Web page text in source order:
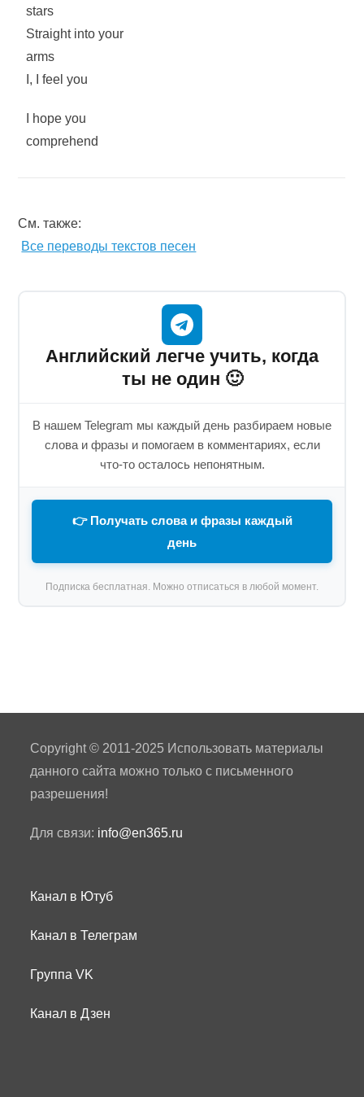
stars
Straight into your
arms
I, I feel you
I hope you
comprehend
См. также:
Все переводы текстов песен
Английский легче учить, когда
ты не один 🙂
В нашем Telegram мы каждый день разбираем новые
слова и фразы и помогаем в комментариях, если
что-то осталось непонятным.
👉 Получать слова и фразы каждый
день
Подписка бесплатная. Можно отписаться в любой момент.
Copyright © 2011-2025 Использовать материалы
данного сайта можно только с письменного
разрешения!
Для связи: info@en365.ru
Канал в Ютуб
Канал в Телеграм
Группа VK
Канал в Дзен